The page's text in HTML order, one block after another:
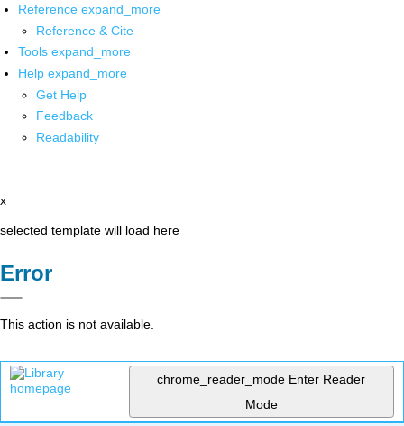
Reference expand_more
Reference & Cite
Tools expand_more
Help expand_more
Get Help
Feedback
Readability
x
selected template will load here
Error
This action is not available.
chrome_reader_mode Enter Reader
Mode